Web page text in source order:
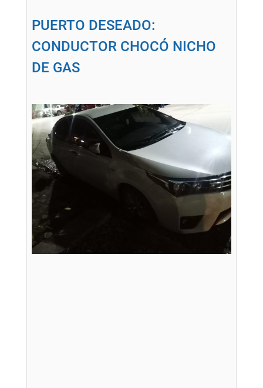
PUERTO DESEADO:
CONDUCTOR CHOCÓ NICHO
DE GAS